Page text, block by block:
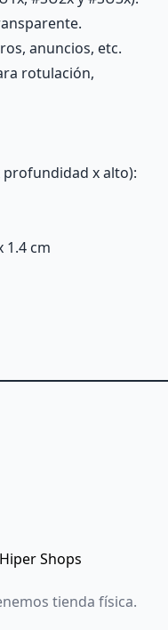
anuncios, etc.
rotulación,
x alto):
1.4 cm
Shops
tienda física.